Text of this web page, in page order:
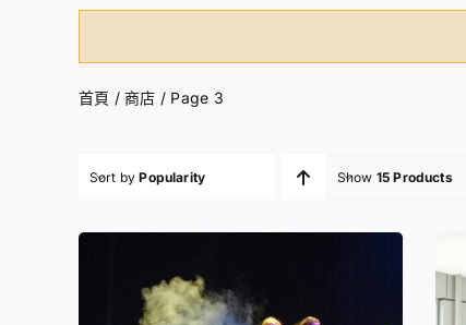
首頁 /商店 / Page 3
Sort byPopularity Show 15 Products